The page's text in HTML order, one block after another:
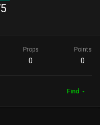
Props
0
Points
0
Find